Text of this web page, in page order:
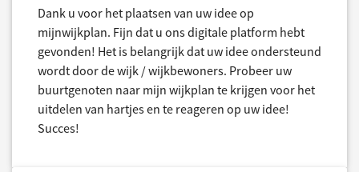
Dank u voor het plaatsen van uw idee op
mijnwijkplan. Fijn dat u ons digitale platform hebt
gevonden! Het is belangrijk dat uw idee ondersteund
wordt door de wijk / wijkbewoners. Probeer uw
buurtgenoten naar mijn wijkplan te krijgen voor het
uitdelen van hartjes en te reageren op uw idee!
Succes!